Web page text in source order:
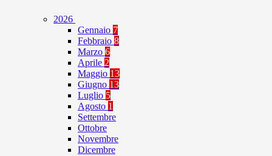
2026
Gennaio 7
Febbraio 8
Marzo 6
Aprile 2
Maggio 13
Giugno 13
Luglio 5
Agosto 1
Settembre
Ottobre
Novembre
Dicembre